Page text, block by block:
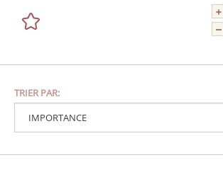
TRIER PAR: